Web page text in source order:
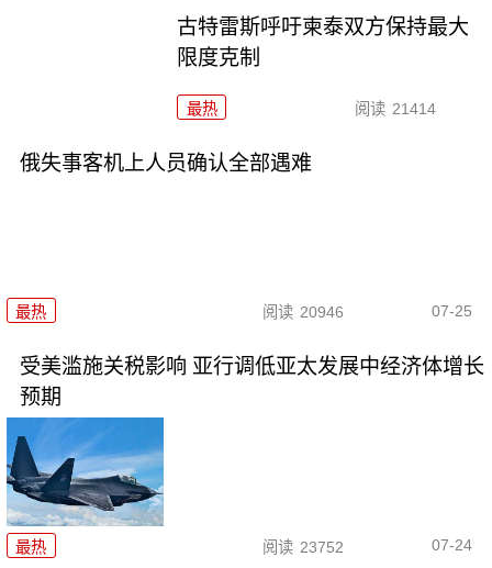
古特雷斯呼吁柬泰双方保持最大
限度克制
最热 阅读 21414
俄失事客机上人员确认全部遇难
最热 阅读 20946 07-25
受美滥施关税影响 亚行调低亚太发展中经济体增长
预期
最热 阅读 23752 07-24